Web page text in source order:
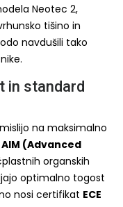
Neotec 2,
tišino in
navdušili tako
in standard
na maksimalno
AIM (Advanced
organskih
optimalno togost
nosi certifikat ECE